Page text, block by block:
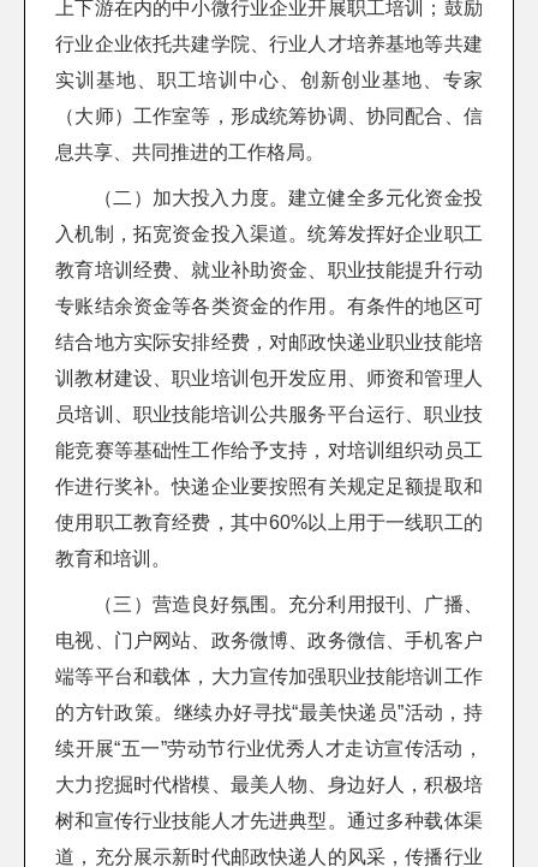
上下游在内的中小微行业企业开展职工培训；鼓励
行业企业依托共建学院、行业人才培养基地等共建
实训基地、职工培训中心、创新创业基地、专家
（大师）工作室等，形成统筹协调、协同配合、信
息共享、共同推进的工作格局。
（二）加大投入力度。建立健全多元化资金投
入机制，拓宽资金投入渠道。统筹发挥好企业职工
教育培训经费、就业补助资金、职业技能提升行动
专账结余资金等各类资金的作用。有条件的地区可
结合地方实际安排经费，对邮政快递业职业技能培
训教材建设、职业培训包开发应用、师资和管理人
员培训、职业技能培训公共服务平台运行、职业技
能竞赛等基础性工作给予支持，对培训组织动员工
作进行奖补。快递企业要按照有关规定足额提取和
使用职工教育经费，其中60%以上用于一线职工的
教育和培训。
（三）营造良好氛围。充分利用报刊、广播、
电视、门户网站、政务微博、政务微信、手机客户
端等平台和载体，大力宣传加强职业技能培训工作
的方针政策。继续办好寻找“最美快递员”活动，持
续开展“五一”劳动节行业优秀人才走访宣传活动，
大力挖掘时代楷模、最美人物、身边好人，积极培
树和宣传行业技能人才先进典型。通过多种载体渠
道，充分展示新时代邮政快递人的风采，传播行业